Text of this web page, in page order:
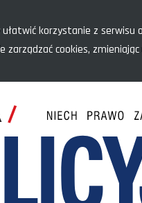
korzystanie z
zarządzać cookies,